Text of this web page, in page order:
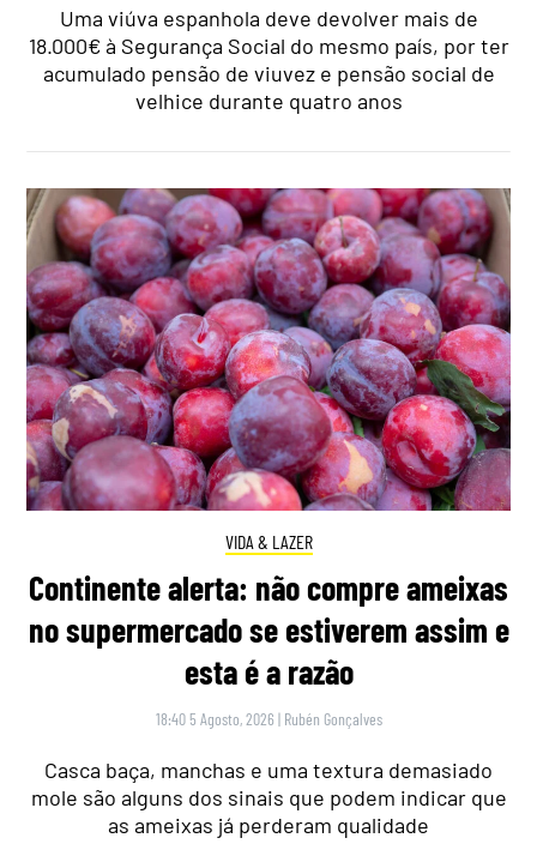
Uma viúva espanhola deve devolver mais de
18.000€ à Segurança Social do mesmo país, por ter
acumulado pensão de viuvez e pensão social de
velhice durante quatro anos
VIDA & LAZER
Continente alerta: não compre ameixas
no supermercado se estiverem assim e
esta é a razão
18:40 5 Agosto, 2026 | Rubén Gonçalves
Casca baça, manchas e uma textura demasiado
mole são alguns dos sinais que podem indicar que
as ameixas já perderam qualidade